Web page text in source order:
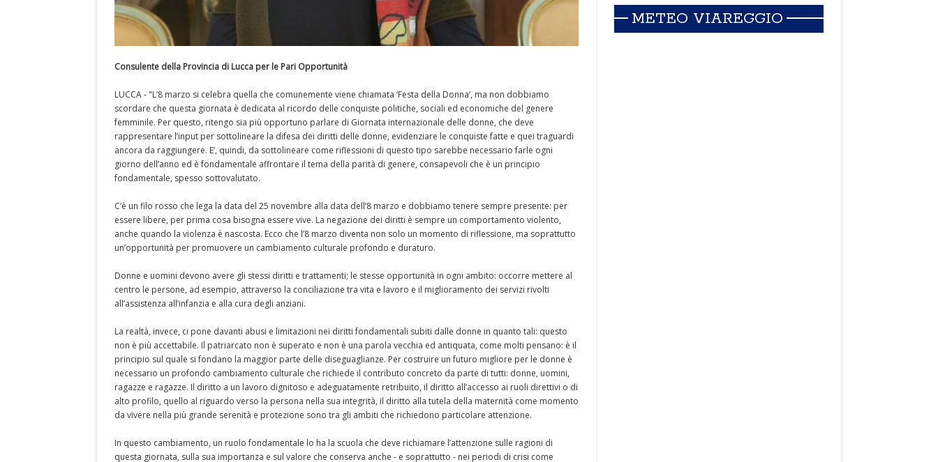
Consulente della Provincia di Lucca per le Pari Opportunità
LUCCA - "L’8 marzo si celebra quella che comunemente viene chiamata ‘Festa della Donna’, ma non dobbiamo
scordare che questa giornata è dedicata al ricordo delle conquiste politiche, sociali ed economiche del genere
femminile. Per questo, ritengo sia più opportuno parlare di Giornata internazionale delle donne, che deve
rappresentare l’input per sottolineare la difesa dei diritti delle donne, evidenziare le conquiste fatte e quei traguardi
ancora da raggiungere. E’, quindi, da sottolineare come riflessioni di questo tipo sarebbe necessario farle ogni
giorno dell’anno ed è fondamentale affrontare il tema della parità di genere, consapevoli che è un principio
fondamentale, spesso sottovalutato.
C’è un filo rosso che lega la data del 25 novembre alla data dell’8 marzo e dobbiamo tenere sempre presente: per
essere libere, per prima cosa bisogna essere vive. La negazione dei diritti è sempre un comportamento violento,
anche quando la violenza è nascosta. Ecco che l’8 marzo diventa non solo un momento di riflessione, ma soprattutto
un’opportunità per promuovere un cambiamento culturale profondo e duraturo.
Donne e uomini devono avere gli stessi diritti e trattamenti; le stesse opportunità in ogni ambito: occorre mettere al
centro le persone, ad esempio, attraverso la conciliazione tra vita e lavoro e il miglioramento dei servizi rivolti
all’assistenza all’infanzia e alla cura degli anziani.
La realtà, invece, ci pone davanti abusi e limitazioni nei diritti fondamentali subiti dalle donne in quanto tali: questo
non è più accettabile. Il patriarcato non è superato e non è una parola vecchia ed antiquata, come molti pensano: è il
principio sul quale si fondano la maggior parte delle diseguaglianze. Per costruire un futuro migliore per le donne è
necessario un profondo cambiamento culturale che richiede il contributo concreto da parte di tutti: donne, uomini,
ragazze e ragazze. Il diritto a un lavoro dignitoso e adeguatamente retribuito, il diritto all’accesso ai ruoli direttivi o di
alto profilo, quello al riguardo verso la persona nella sua integrità, il diritto alla tutela della maternità come momento
da vivere nella più grande serenità e protezione sono tra gli ambiti che richiedono particolare attenzione.
In questo cambiamento, un ruolo fondamentale lo ha la scuola che deve richiamare l’attenzione sulle ragioni di
questa giornata, sulla sua importanza e sul valore che conserva anche - e soprattutto - nei periodi di crisi come
METEO VIAREGGIO